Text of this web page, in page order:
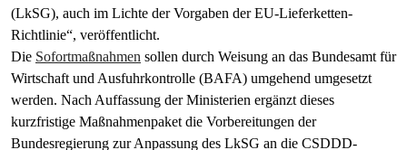
(LkSG), auch im Lichte der Vorgaben der EU-Lieferketten-
Richtlinie“, veröffentlicht.
Die Sofortmaßnahmen sollen durch Weisung an das Bundesamt für
Wirtschaft und Ausfuhrkontrolle (BAFA) umgehend umgesetzt
werden. Nach Auffassung der Ministerien ergänzt dieses
kurzfristige Maßnahmenpaket die Vorbereitungen der
Bundesregierung zur Anpassung des LkSG an die CSDDD-